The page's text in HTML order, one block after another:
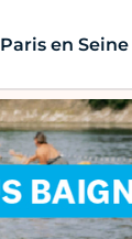
Paris en Seine